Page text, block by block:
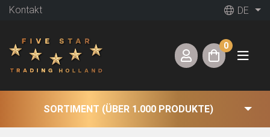
Kontakt DE
0
SORTIMENT (ÜBER 1.000 PRODUKTE)